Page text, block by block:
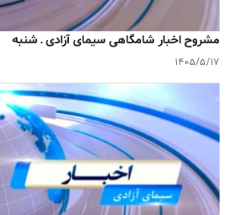
مشروح اخبار شامگاهی سیمای آزادی ـ شنبه
۱۴۰۵/۵/۱۷